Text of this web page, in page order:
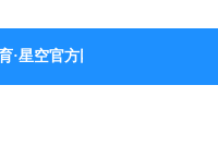
·星空官方网站-星空体育（中国